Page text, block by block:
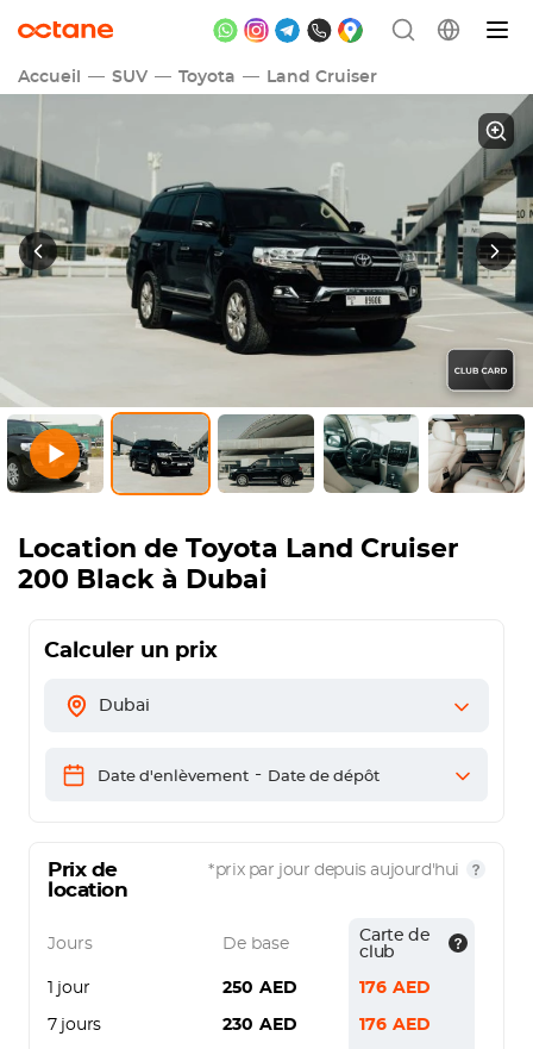
Accueil SUV Toyota Land Cruiser
Location de Toyota Land Cruiser
200 Black à Dubai
Calculer un prix
Dubai
Date d'enlèvement - Date de dépôt
Prix de
location
*prix par jour depuis aujourd'hui
Jours De base
Carte de
club
1 jour 250 AED 176 AED
7 jours 230 AED 176 AED